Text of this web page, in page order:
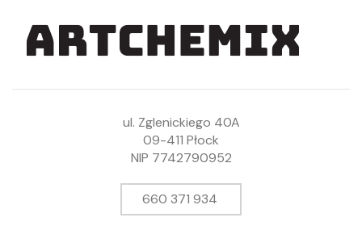
ul. Zglenickiego 40A
09-411 Płock
NIP 7742790952
660 371 934